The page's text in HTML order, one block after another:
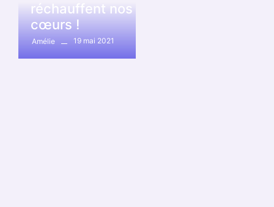
réchauffent nos
cœurs !
Amélie 19 mai 2021